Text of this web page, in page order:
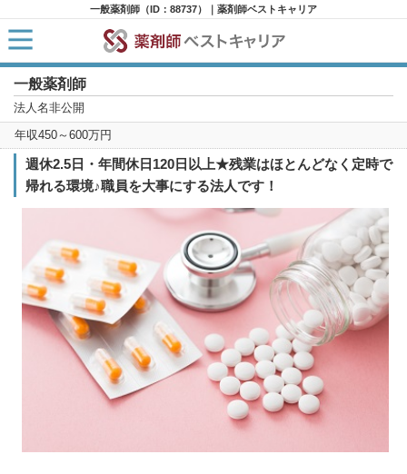
一般薬剤師（ID：88737）｜薬剤師ベストキャリア
一般薬剤師
法人名非公開
年収450～600万円
週休2.5日・年間休日120日以上★残業はほとんどなく定時で
帰れる環境♪職員を大事にする法人です！
HOME
求人検索
新着求人
求人ランキング
キャリアアドバイザー紹介
コラム
転職支援サービスに申し込む